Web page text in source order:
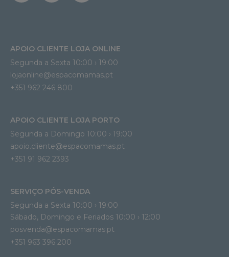
APOIO CLIENTE LOJA ONLINE
Segunda a Sexta 10:00 › 19:00
lojaonline@espacomamas.pt
+351 962 246 800
APOIO CLIENTE LOJA PORTO
Segunda a Domingo 10:00 › 19:00
apoio.cliente@espacomamas.pt
+351 91 962 2393
SERVIÇO PÓS-VENDA
Segunda a Sexta 10:00 › 19:00
Sábado, Domingo e Feriados 10:00 › 12:00
posvenda@espacomamas.pt
+351 963 396 200